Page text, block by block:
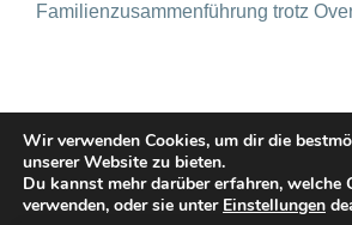
Familienzusammenführung trotz
Wir verwenden Cookies, um dir die
unserer Website zu bieten.
Du kannst mehr darüber erfahren, welche
verwenden, oder sie unter Einstellungen